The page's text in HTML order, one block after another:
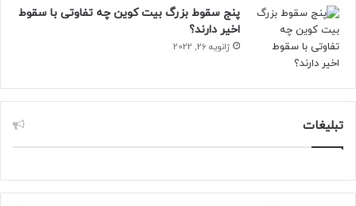
پنج سقوط بزرگ بیت کوین چه تفاوتی با سقوط
اخیر دارند؟
ژانویه 26, 2022
تبلیغات